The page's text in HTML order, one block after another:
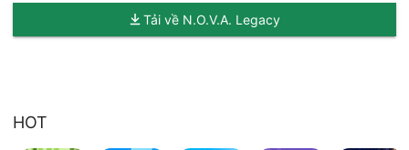
Tải về N.O.V.A. Legacy
HOT